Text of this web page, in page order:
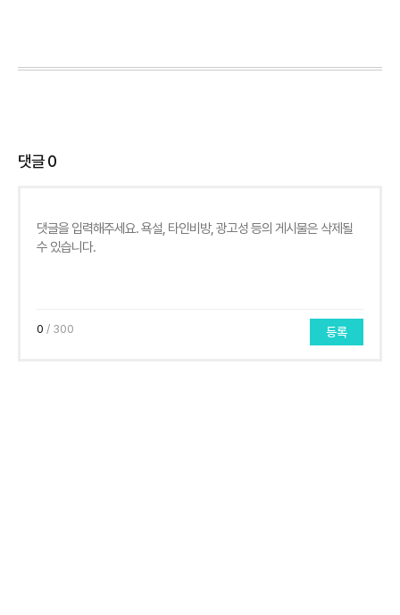
댓글0
0 / 300 등록